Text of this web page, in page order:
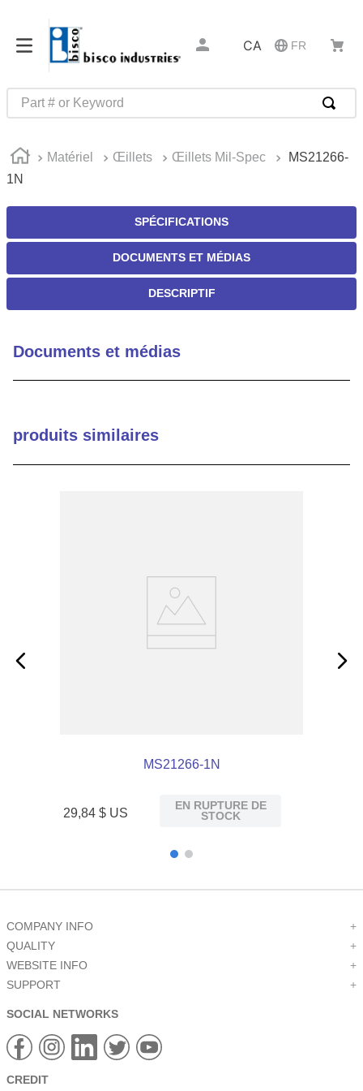
CA FR
Part # or Keyword
Matériel Œillets Œillets Mil-Spec
MS21266-
1N
SPÉCIFICATIONS
DOCUMENTS ET MÉDIAS
DESCRIPTIF
Documents et médias
produits similaires
MS21266-1N
29,84 $ US
EN RUPTURE DE
STOCK
COMPANY INFO
+
QUALITY
+
WEBSITE INFO
+
SUPPORT
+
SOCIAL NETWORKS
CREDIT
1.
m39029
3.
latches
4.
hammond
5.
c2-33-25
6